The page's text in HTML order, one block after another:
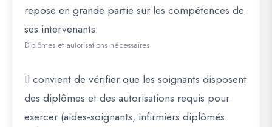
repose en grande partie sur les compétences de
ses intervenants.
Diplômes et autorisations nécessaires
Il convient de vérifier que les soignants disposent
des diplômes et des autorisations requis pour
exercer (aides-soignants, infirmiers diplômés